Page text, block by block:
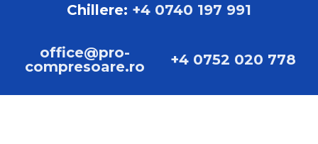
Chillere: +4 0740 197 991
office@pro-
compresoare.ro
+4 0752 020 778